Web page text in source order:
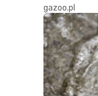
gazoo.pl